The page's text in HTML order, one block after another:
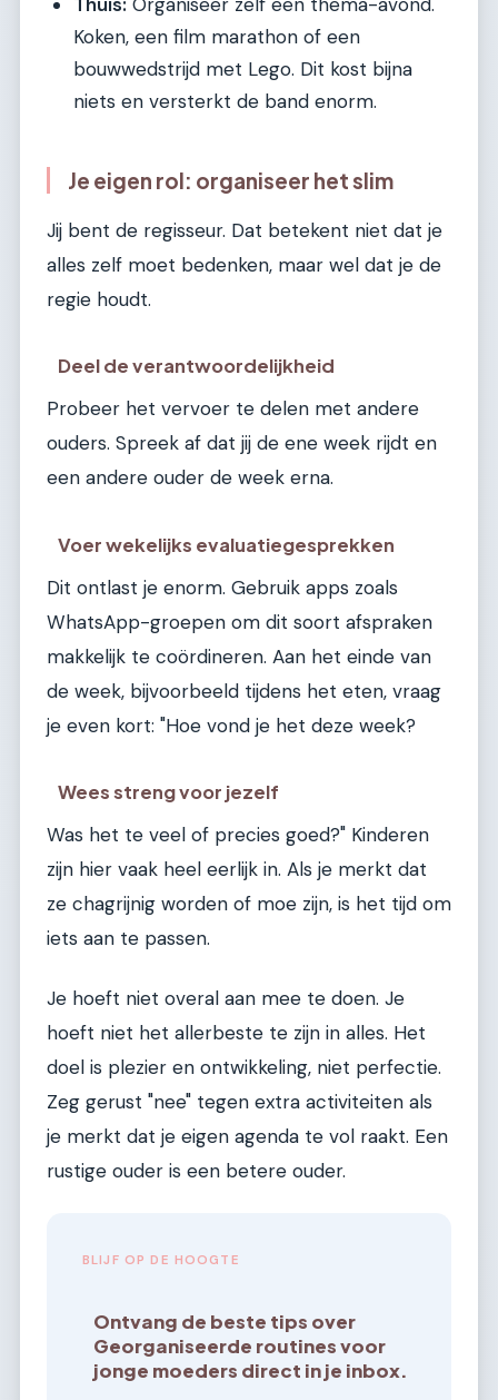
Koken, een film marathon of een
bouwwedstrijd met Lego. Dit kost bijna
niets en versterkt de band enorm.
Je eigen rol: organiseer het slim
Jij bent de regisseur. Dat betekent niet dat je
alles zelf moet bedenken, maar wel dat je de
regie houdt.
Deel de verantwoordelijkheid
Probeer het vervoer te delen met andere
ouders. Spreek af dat jij de ene week rijdt en
een andere ouder de week erna.
Voer wekelijks evaluatiegesprekken
Dit ontlast je enorm. Gebruik apps zoals
WhatsApp-groepen om dit soort afspraken
makkelijk te coördineren. Aan het einde van
de week, bijvoorbeeld tijdens het eten, vraag
je even kort: "Hoe vond je het deze week?
Wees streng voor jezelf
Was het te veel of precies goed?" Kinderen
zijn hier vaak heel eerlijk in. Als je merkt dat
ze chagrijnig worden of moe zijn, is het tijd om
iets aan te passen.
Je hoeft niet overal aan mee te doen. Je
hoeft niet het allerbeste te zijn in alles. Het
doel is plezier en ontwikkeling, niet perfectie.
Zeg gerust "nee" tegen extra activiteiten als
je merkt dat je eigen agenda te vol raakt. Een
rustige ouder is een betere ouder.
BLIJF OP DE HOOGTE
Ontvang de beste tips over
Georganiseerde routines voor
jonge moeders direct in je inbox.